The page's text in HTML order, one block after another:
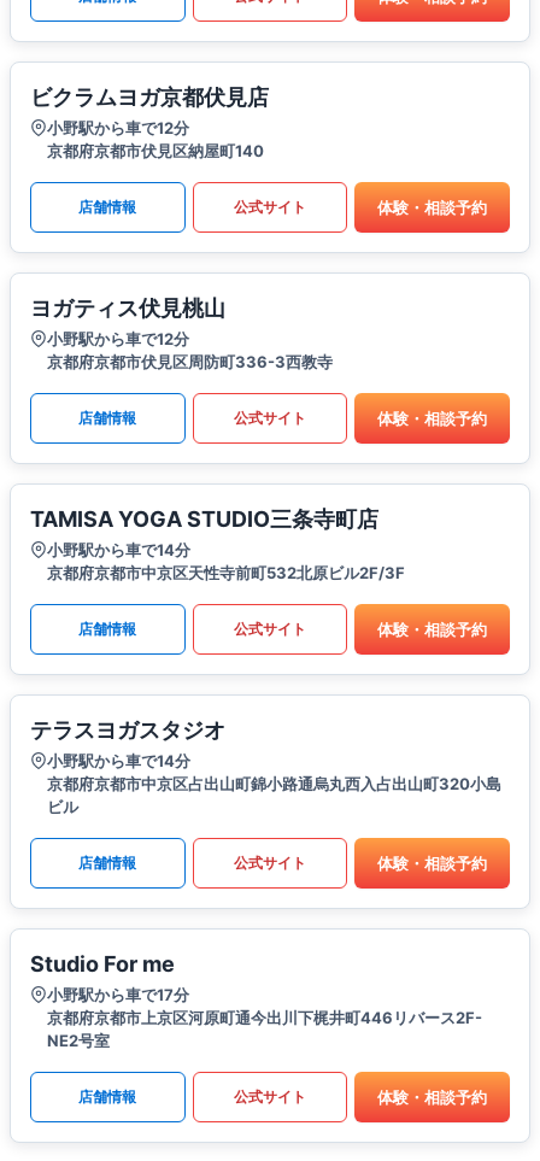
ビクラムヨガ京都伏見店
小野駅から車で12分
京都府京都市伏見区納屋町140
店舗情報 公式サイト 体験・相談予約
ヨガティス伏見桃山
小野駅から車で12分
京都府京都市伏見区周防町336-3西教寺
店舗情報 公式サイト 体験・相談予約
TAMISA YOGA STUDIO三条寺町店
小野駅から車で14分
京都府京都市中京区天性寺前町532北原ビル2F/3F
店舗情報 公式サイト 体験・相談予約
テラスヨガスタジオ
小野駅から車で14分
京都府京都市中京区占出山町錦小路通烏丸西入占出山町320小島
ビル
店舗情報 公式サイト 体験・相談予約
Studio For me
小野駅から車で17分
京都府京都市上京区河原町通今出川下梶井町446リバース2F-
NE2号室
店舗情報 公式サイト 体験・相談予約